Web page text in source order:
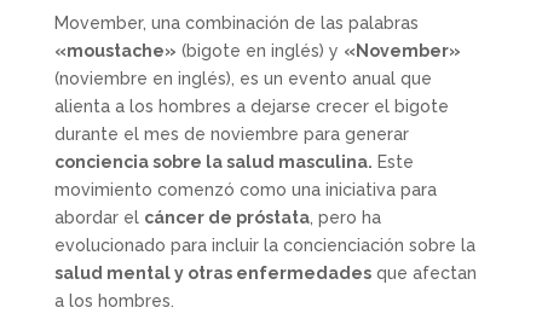
Movember, una combinación de las palabras
«moustache» (bigote en inglés) y «November»
(noviembre en inglés), es un evento anual que
alienta a los hombres a dejarse crecer el bigote
durante el mes de noviembre para generar
conciencia sobre la salud masculina. Este
movimiento comenzó como una iniciativa para
abordar el cáncer de próstata, pero ha
evolucionado para incluir la concienciación sobre la
salud mental y otras enfermedadesque afectan
a los hombres.